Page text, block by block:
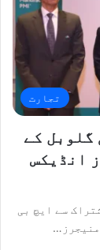
تجارت
گلوبل کے
انڈیکس
سے ایچ بی